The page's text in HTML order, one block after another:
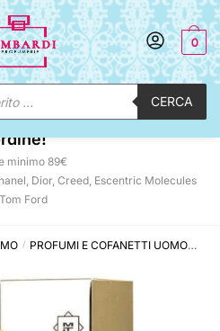
CERCA
0
automatico sul tuo
minimo 89€
Dior, Creed, Escentric Molecules
Ford
/ PROFUMI E COFANETTI UOMO